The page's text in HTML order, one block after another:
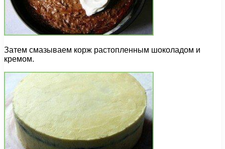
Затем смазываем корж растопленным шоколадом и
кремом.